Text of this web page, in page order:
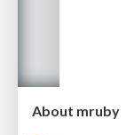
About mruby